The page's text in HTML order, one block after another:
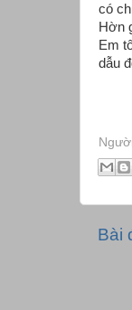
có
Hờn
Em
dẫu
Bài